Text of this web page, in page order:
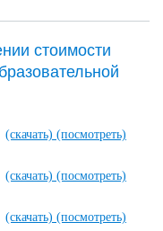
стоимости
(скачать) (посмотреть)
(скачать) (посмотреть)
(скачать) (посмотреть)